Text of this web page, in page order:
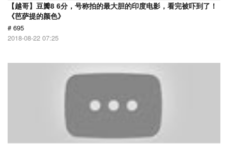
【越哥】豆瓣8 6分，号称拍的最大胆的印度电影，看完被吓到了！
《芭萨提的颜色》
# 695
2018-08-22 07:25